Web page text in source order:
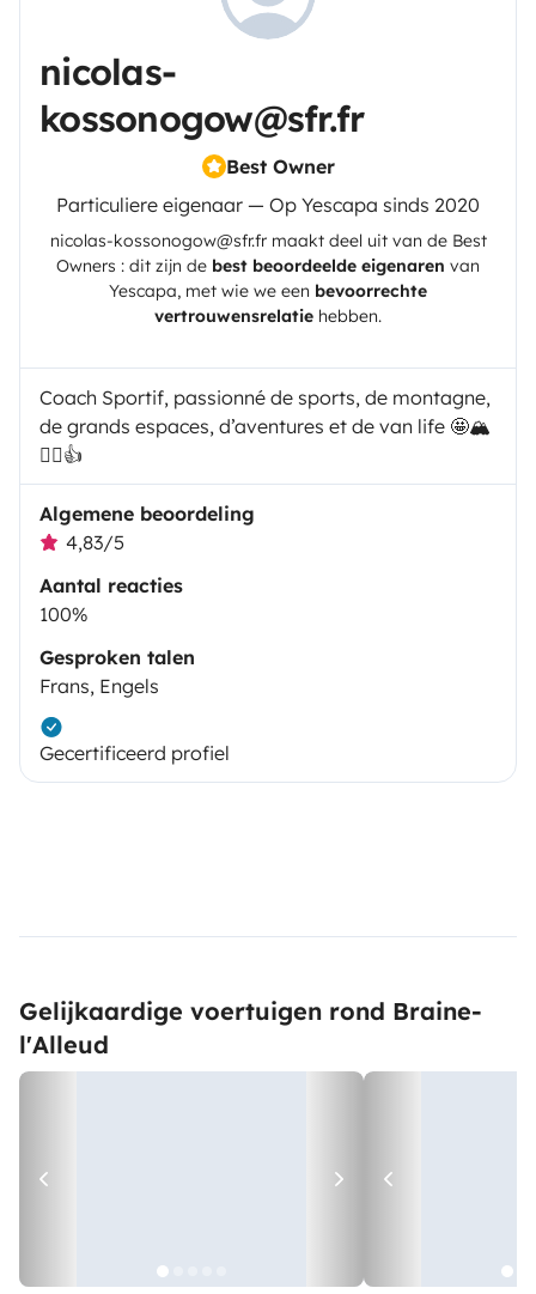
nicolas-
kossonogow@sfr.fr
Best Owner
Particuliere eigenaar — Op Yescapa sinds 2020
nicolas-kossonogow@sfr.frmaakt deel uit van de Best
Owners : dit zijn de best beoordeelde eigenaren van
Yescapa, met wie we een bevoorrechte
vertrouwensrelatie hebben.
Coach Sportif, passionné de sports, de montagne,
de grands espaces, d’aventures et de van life 🤩🏔️
🏃‍♂️👍
Algemene beoordeling
4,83/5
Aantal reacties
100%
Gesproken talen
Frans, Engels
Gecertificeerd profiel
Gelijkaardige voertuigen rond Braine-
l'Alleud